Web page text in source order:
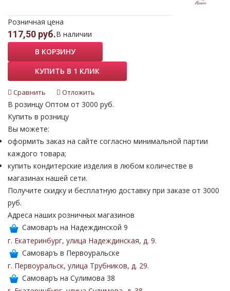
Розничная цена
117,50 руб.В наличии
В КОРЗИНУ
КУПИТЬ В 1 КЛИК
Сравнить Отложить
В розинцу Оптом от 3000 руб.
Купить в розницу
Вы можете:
оформить заказ на сайте согласно минимальной партии
каждого товара;
купить кондитерские изделия в любом количестве в
магазинах нашей сети.
Получите скидку и бесплатную доставку при заказе от 3000
руб.
Адреса наших розничных магазинов
Самоваръ на Надеждинской 9
г. Екатеринбург, улица Надеждинская, д. 9.
Самоваръ в Первоуральске
г. Первоуральск, улица Трубников, д. 29.
Самоваръ на Сулимова 38